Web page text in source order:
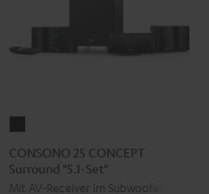
25
CONCEPT
Surround
CONSONO 25 CONCEPT
Surround "5.1-Set"
Mit AV-Receiver im Subwoofer